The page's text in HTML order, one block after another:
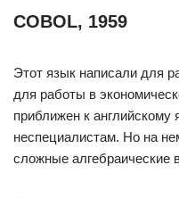
COBOL, 1959
Этот язык написали для
для работы в
приближен к английскому
неспециалистам. Но на
сложные алгебраические